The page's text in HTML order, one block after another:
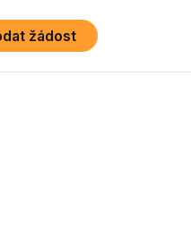
žádost